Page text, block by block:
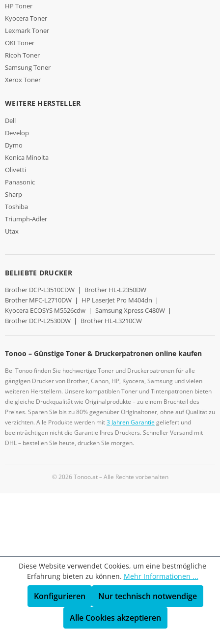
HP Toner
Kyocera Toner
Lexmark Toner
OKI Toner
Ricoh Toner
Samsung Toner
Xerox Toner
WEITERE HERSTELLER
Dell
Develop
Dymo
Konica Minolta
Olivetti
Panasonic
Sharp
Toshiba
Triumph-Adler
Utax
BELIEBTE DRUCKER
Brother DCP-L3510CDW | Brother HL-L2350DW |
Brother MFC-L2710DW | HP LaserJet Pro M404dn |
Kyocera ECOSYS M5526cdw | Samsung Xpress C480W |
Brother DCP-L2530DW | Brother HL-L3210CW
Tonoo – Günstige Toner & Druckerpatronen online kaufen
Bei Tonoo finden Sie hochwertige Toner und Druckerpatronen für alle
gängigen Drucker von Brother, Canon, HP, Kyocera, Samsung und vielen
weiteren Herstellern. Unsere kompatiblen Toner und Tintenpatronen bieten
die gleiche Druckqualität wie Originalprodukte – zu einem Bruchteil des
Preises. Sparen Sie bis zu 80% gegenüber Originaltoner, ohne auf Qualität zu
verzichten. Alle Produkte werden mit3 Jahren Garantiegeliefert und
beeinträchtigen nicht die Garantie Ihres Druckers. Schneller Versand mit
DHL – bestellen Sie heute, drucken Sie morgen.
© 2026 Tonoo.at – Alle Rechte vorbehalten
Diese Website verwendet Cookies, um eine bestmögliche
Erfahrung bieten zu können. Mehr Informationen ...
Nur technisch notwendige
Konfigurieren
Alle Cookies akzeptieren